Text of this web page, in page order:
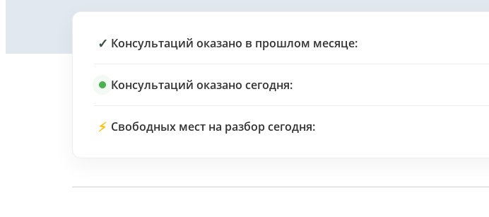
✓ Консультаций оказано в прошлом месяце:
Консультаций оказано сегодня:
⚡ Свободных мест на разбор сегодня: